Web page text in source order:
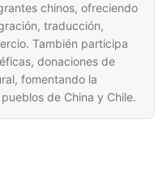
chinos, ofreciendo
traducción,
También participa
donaciones de
fomentando la
de China y Chile.